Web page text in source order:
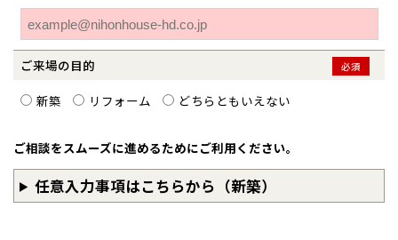
ご来場の目的 必須
新築 リフォーム どちらともいえない
ご相談をスムーズに進めるためにご利用ください。
任意入力事項はこちらから（新築）
高知
沖縄